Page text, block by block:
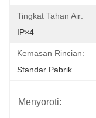
Tingkat Tahan Air:
IP×4
Kemasan Rincian:
Standar Pabrik
Menyoroti: